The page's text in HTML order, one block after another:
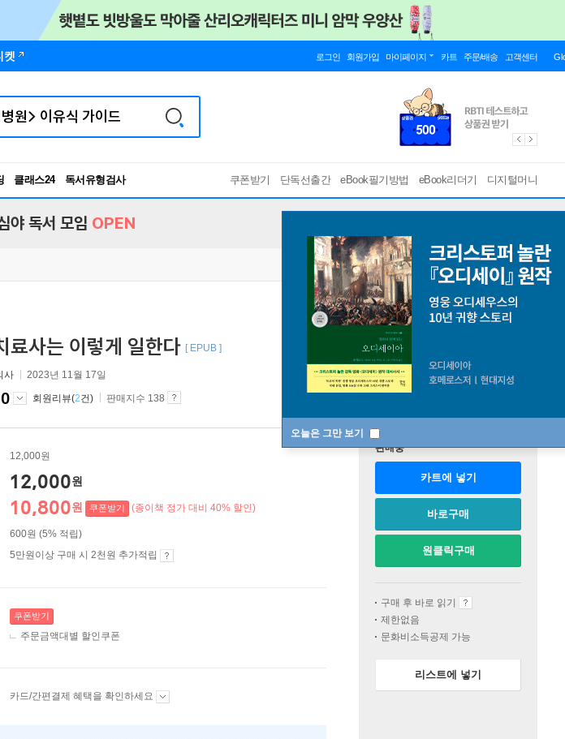
켓 로그인 회원가입 마이페이지 카트 주문/배송 고객센터
클래스24
독서유형검사
RBTI Lab
쿠폰받기 단독선출간 eBook필기방법 eBook리더기 디지털머니
오늘은 그만 보기
야 독서 모임 OPEN
료사는 이렇게 일한다 [ EPUB ]
사 2023년 11월 17일
회원리뷰(2건) 판매지수 138
12,000원
12,000원
10,800원 쿠폰받기 (종이책 정가 대비 40% 할인)
600원 (5% 적립)
5만원이상 구매 시 2천원 추가적립
쿠폰받기
주문금액대별 할인쿠폰
카드/간편결제 혜택을 확인하세요
판매중
카트에 넣기
바로구매
원클릭구매
구매 후 바로 읽기
제한없음
문화비소득공제 가능
리스트에 넣기